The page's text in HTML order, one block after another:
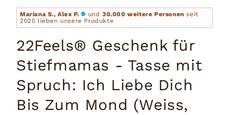
Mariana S., Alex P. und 30.000 weitere Personen seit
2020 lieben unsere Produkte
22Feels® Geschenk für
Stiefmamas - Tasse mit
Spruch: Ich Liebe Dich
Bis Zum Mond (Weiss,